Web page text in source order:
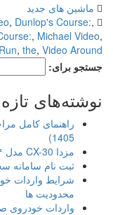
ماشین های جدید
,Dunlop's Course:
Course:,Michael Video
Run,the,Video Around
جستجو برای:
نوشته‌های تازه
1405)
مزدا CX-30 مدل ۲۰۲۴ آفتاب خودرو؛ بررسی و مشخصات فنی
ثبت نام سامانه
شرایط واردات
محدودیت ها
واردات خودروی